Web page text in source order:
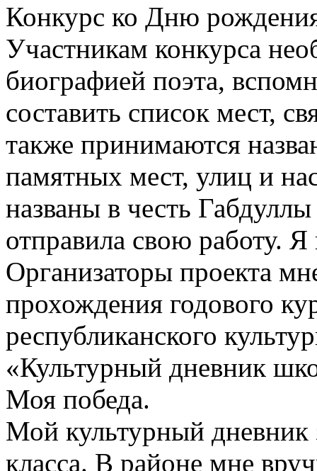
Конкурс ко Дню
Участникам конкурса
биографией поэта,
составить список мест,
также принимаются
памятных мест, улиц и
названы в честь
отправила свою работу.
Организаторы проекта
прохождения годового
республиканского
«Культурный дневник
Моя победа.
Мой культурный дневник
класса. В районе мне